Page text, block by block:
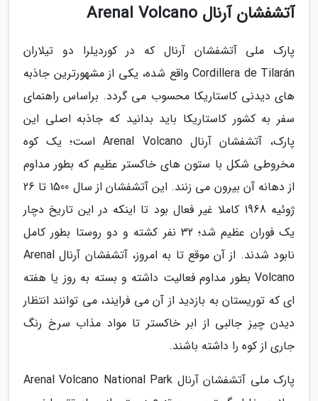
آتشفشان آرنال Arenal Volcano
پارک ملی آتشفشان آرنال که در کوردیلرا دو تیلاران
Cordillera de Tilarán واقع شده، یکی از مشهورترین جاذبه
های دیدنی کاستاریکا محسوب می گردد. براساس راهنمای
سفر به کشور کاستاریکا باید بدانید که جاذبه اصلی این
پارک، آتشفشان آرنال Arenal Volcano است؛ یک کوه
مخروطی شکل با ستون های خاکستر عظیم که بطور مداوم
از دهانه آن بیرون می زنند. این آتشفشان از سال 1500 تا 26
ژوئیه 1968 کاملا غیر فعال بود تا اینکه در این تاریخ دچار
یک فوران عظیم شد؛ 32 نفر کشته و دو روستا بطور کامل
نابود شدند. از آن موقع تا به امروز، آتشفشان آرنال Arenal
Volcano بطور مداوم فعالیت داشته و بسته به روز یا هفته
ای که توریستان به بازدید از آن می فرایند، می توانند انتظار
دیدن چیز جالبی از ابر خاکستر تا مواد مذاب سرخ رنگ
جاری از کوه را داشته باشند.
پارک ملی آتشفشان آرنال Arenal Volcano National Park